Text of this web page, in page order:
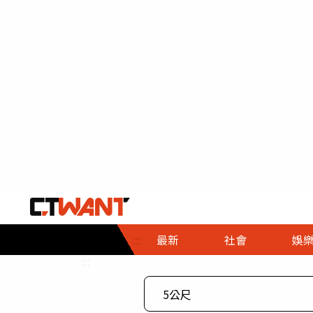
::: 最新 社會
社會首頁
時事
娛樂
娛樂首頁
即時
專題
財經首頁
熱線
３Ｃ
政